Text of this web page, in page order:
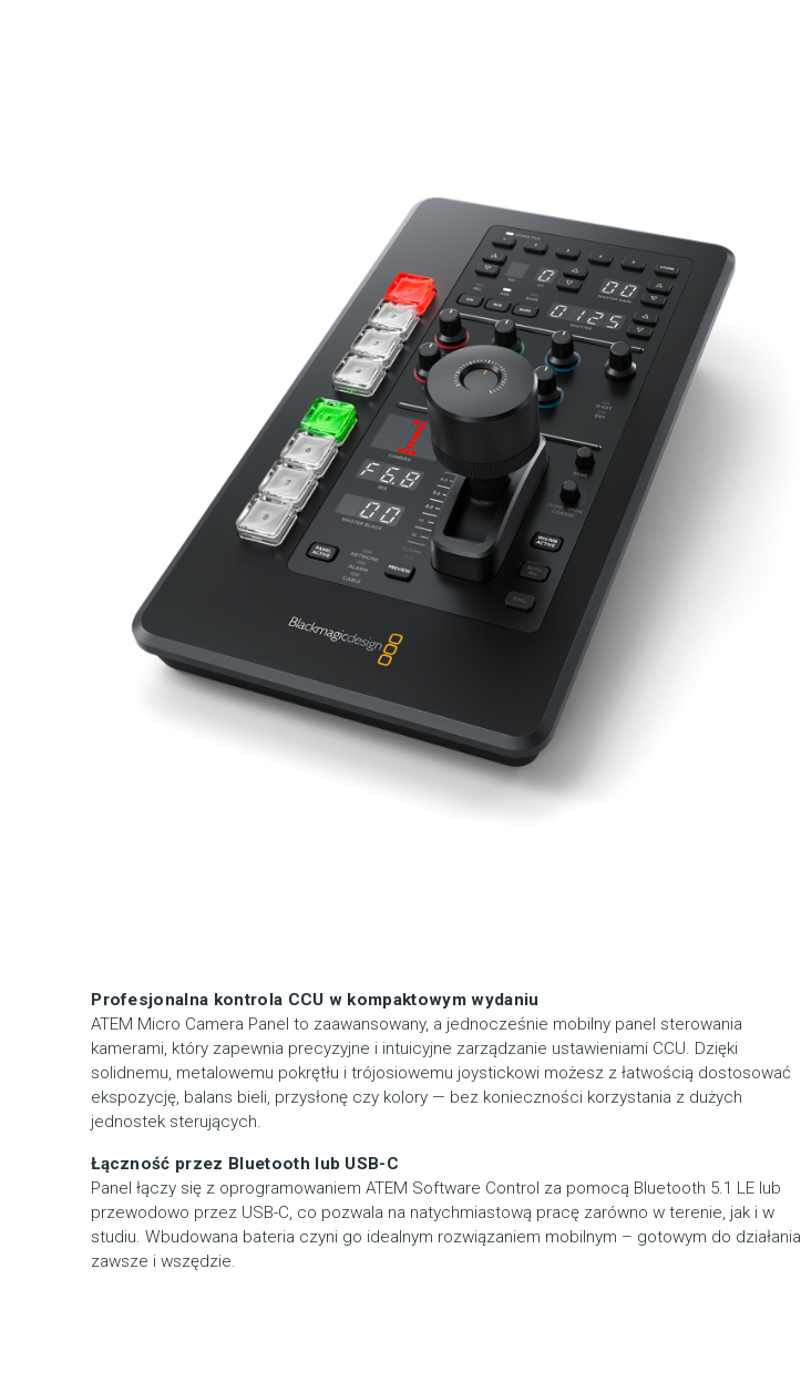
Profesjonalna kontrola CCU w kompaktowym wydaniu
ATEM Micro Camera Panel to zaawansowany, a jednocześnie mobilny panel sterowania
kamerami, który zapewnia precyzyjne i intuicyjne zarządzanie ustawieniami CCU. Dzięki
solidnemu, metalowemu pokrętłu i trójosiowemu joystickowi możesz z łatwością dostosować
ekspozycję, balans bieli, przysłonę czy kolory — bez konieczności korzystania z dużych
jednostek sterujących.
Łączność przez Bluetooth lub USB-C
Panel łączy się z oprogramowaniem ATEM Software Control za pomocą Bluetooth 5.1 LE lub
przewodowo przez USB-C, co pozwala na natychmiastową pracę zarówno w terenie, jak i w
studiu. Wbudowana bateria czyni go idealnym rozwiązaniem mobilnym – gotowym do działania
zawsze i wszędzie.